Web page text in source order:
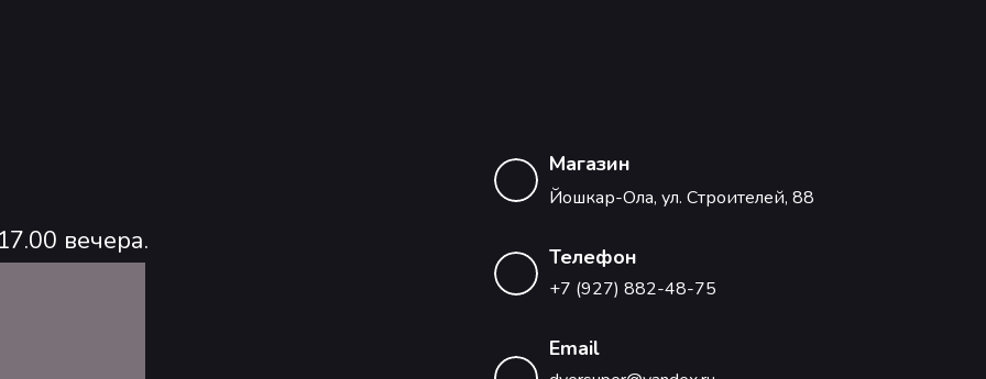
вечера.
Магазин
Йошкар-Ола, ул. Строителей, 88
Телефон
+7 (927) 882-48-75
Email